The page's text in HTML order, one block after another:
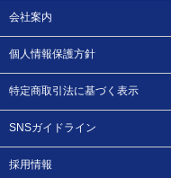
会社案内
個人情報保護方針
特定商取引法に基づく表示
SNSガイドライン
採用情報